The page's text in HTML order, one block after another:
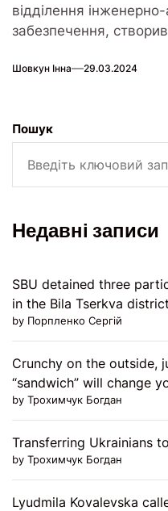
відділення
забезпечення,
Шовкун Інна 29.03.2024
Пошук
Недавні записи
SBU detained three
in the Bila Tserkva
by Порпленко Сергій
Crunchy on the outside,
“sandwich” will change
by Трохимчук Богдан
Transferring Ukrainians
by Трохимчук Богдан
Lyudmila Kovalevska